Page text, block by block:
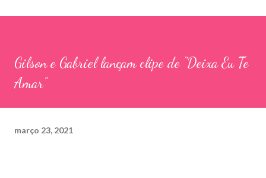
Gilson e Gabriel lançam clipe de “Deixa Eu Te
Amar”
março 23, 2021